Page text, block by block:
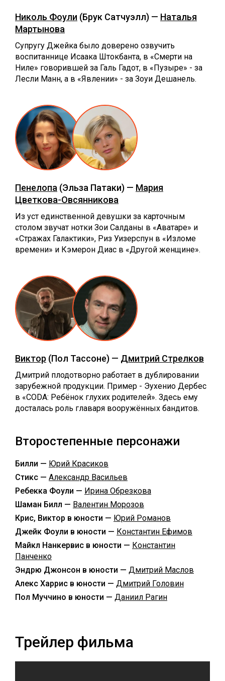
Николь Фоули (Брук Сатчуэлл) — Наталья
Мартынова
Супругу Джейка было доверено озвучить
воспитаннице Исаака Штокбанта, в «Смерти на
Ниле» говорившей за Галь Гадот, в «Пузыре» - за
Лесли Манн, а в «Явлении» - за Зоуи Дешанель.
Пенелопа (Эльза Патаки) — Мария
Цветкова-Овсянникова
Из уст единственной девушки за карточным
столом звучат нотки Зои Салданы в «Аватаре» и
«Стражах Галактики», Риз Уизерспун в «Изломе
времени» и Кэмерон Диас в «Другой женщине».
Виктор (Пол Тассоне) — Дмитрий Стрелков
Дмитрий плодотворно работает в дублировании
зарубежной продукции. Пример - Эухенио Дербес
в «CODA: Ребёнок глухих родителей». Здесь ему
досталась роль главаря вооружённых бандитов.
Второстепенные персонажи
Билли — Юрий Красиков
Стикс — Александр Васильев
Ребекка Фоули — Ирина Обрезкова
Шаман Билл — Валентин Морозов
Крис, Виктор в юности — Юрий Романов
Джейк Фоули в юности — Константин Ефимов
Майкл Нанкервис в юности — Константин
Панченко
Эндрю Джонсон в юности — Дмитрий Маслов
Алекс Харрис в юности — Дмитрий Головин
Пол Муччино в юности — Даниил Рагин
Трейлер фильма